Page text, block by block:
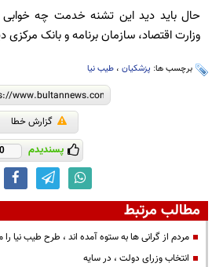
حال باید دید این تشنه خدمت چه خوابی
وزارت اقتصاد، سازمان برنامه و بانک
برچسب ها: پزشکیان ، طیب نیا
گزارش خطا
پسندیدم 0
مطالب مرتبط
مردم از گرانی ها به ستوه آمده اند ، طرح طیب نیا
انتخاب وزرای دولت ، در سایه